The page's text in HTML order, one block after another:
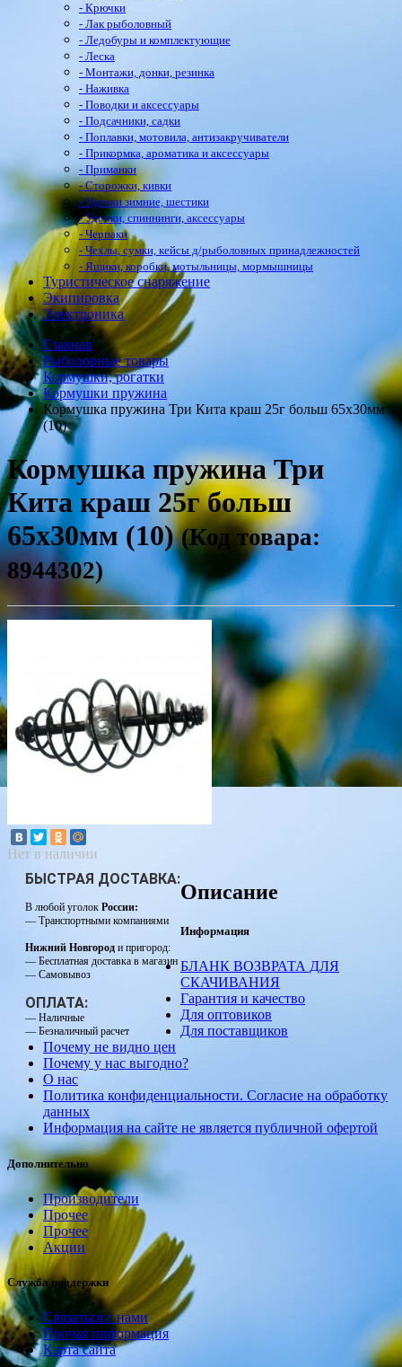
- Крючки
- Лак рыболовный
- Ледобуры и комплектующие
- Леска
- Монтажи, донки, резинка
- Наживка
- Поводки и аксессуары
- Подсачники, садки
- Поплавки, мотовила, антизакручиватели
- Прикормка, ароматика и аксессуары
- Приманки
- Сторожки, кивки
- Удочки зимние, шестики
- Удочки, спиннинги, аксессуары
- Черпаки
- Чехлы, сумки, кейсы д/рыболовных принадлежностей
- Ящики, коробки, мотыльницы, мормышницы
Туристическое снаряжение
Экипировка
Электроника
Главная
Рыболовные товары
Кормушки, рогатки
Кормушки пружина
Кормушка пружина Три Кита краш 25г больш 65х30мм
(10)
Кормушка пружина Три
Кита краш 25г больш
65х30мм (10) (Код товара:
8944302)
Нет в наличии
БЫСТРАЯ ДОСТАВКА:
В любой уголок России:
— Транспортными компаниями
Нижний Новгород и пригород:
— Бесплатная доставка в магазин
— Самовывоз
ОПЛАТА:
— Наличные
— Безналичный расчет
Описание
Информация
БЛАНК ВОЗВРАТА ДЛЯ
СКАЧИВАНИЯ
Гарантия и качество
Для оптовиков
Для поставщиков
Почему не видно цен
Почему у нас выгодно?
О нас
Политика конфиденциальности. Согласие на обработку
данных
Информация на сайте не является публичной офертой
Дополнительно
Производители
Прочее
Прочее
Акции
Служба поддержки
Связаться с нами
Прочая информация
Карта сайта